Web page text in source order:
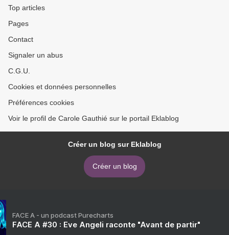
Top articles
Pages
Contact
Signaler un abus
C.G.U.
Cookies et données personnelles
Préférences cookies
Voir le profil de Carole Gauthié sur le portail Eklablog
Créer un blog sur Eklablog
Créer un blog
FACE A - un podcast Purecharts
FACE A #30 : Eve Angeli raconte "Avant de partir"